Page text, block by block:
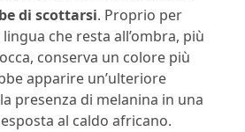
di scottarsi. Proprio per
che resta all’ombra, più
conserva un colore più
apparire un’ulteriore
presenza di melanina in una
al caldo africano.